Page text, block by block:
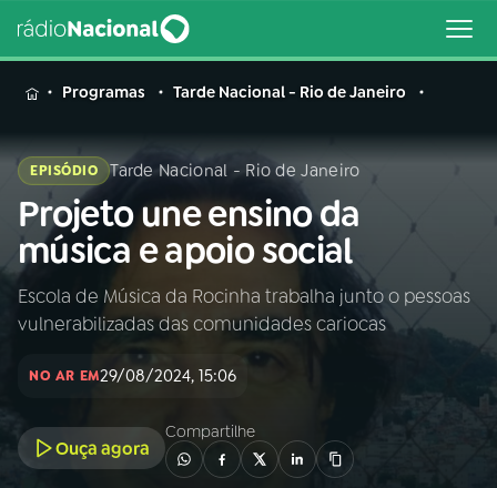
MENU
Buscar
na
Rádio
Nacional
Buscar
AO VIVO
Programas Tarde Nacional - Rio de Janeiro
EPISÓDIO Tarde Nacional - Rio de Janeiro
Projeto une ensino da
música e apoio social
Escola de Música da Rocinha trabalha junto o pessoas
vulnerabilizadas das comunidades cariocas
NO AR EM29/08/2024, 15:06
Ouça agora
Compartilhe